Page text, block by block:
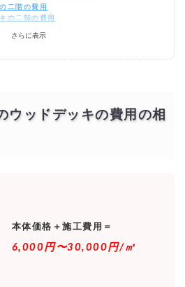
二階の費用
の二階の費用
デッキの費用
き価格
予算オーバーしないようにする
さらに表示
ウッドデッキの費用の相
本体価格＋施工費用＝
6,000円〜30,000円/㎡